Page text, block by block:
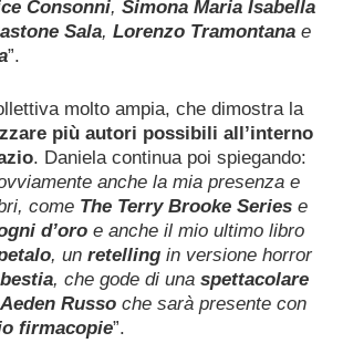
Consonni, Simona Maria Isabella
Sala, Lorenzo Tramontana e
”.
molto ampia, che dimostra la
più autori possibili all’interno
. Daniela continua poi spiegando:
anche la mia presenza e
come The Terry Brooke Series e
d’oro e anche il mio ultimo libro
, un retelling in versione horror
, che gode di una spettacolare
Russo che sarà presente con
firmacopie”.